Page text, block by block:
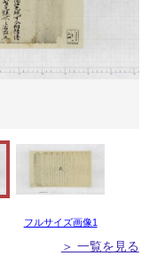
フルサイズ画像1
＞ 一覧を見る